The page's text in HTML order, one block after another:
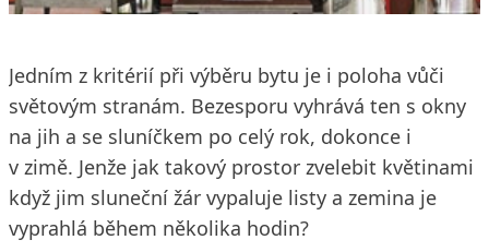
Jedním z kritérií při výběru bytu je i poloha vůči
světovým stranám. Bezesporu vyhrává ten s okny
na jih a se sluníčkem po celý rok, dokonce i
v zimě. Jenže jak takový prostor zvelebit květinami
když jim sluneční žár vypaluje listy a zemina je
vyprahlá během několika hodin?